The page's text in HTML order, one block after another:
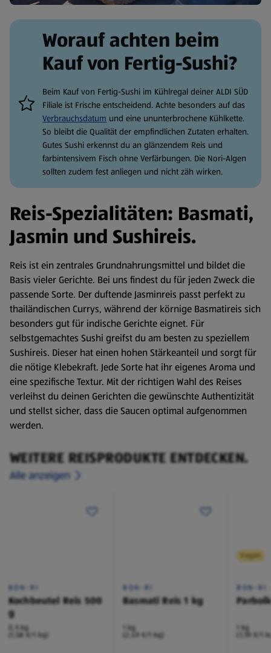
Worauf achten beim
Kauf von Fertig-Sushi?
Beim Kauf von Fertig-Sushi im Kühlregal deiner ALDI SÜD
Filiale ist Frische entscheidend. Achte besonders auf das
Verbrauchsdatum und eine ununterbrochene Kühlkette.
So bleibt die Qualität der empfindlichen Zutaten erhalten.
Gutes Sushi erkennst du an glänzendem Reis und
farbintensivem Fisch ohne Verfärbungen. Die Nori-Algen
sollten zudem fest anliegen und nicht zäh wirken.
Reis-Spezialitäten: Basmati,
Jasmin und Sushireis.
Reis ist ein zentrales Grundnahrungsmittel und bildet die
Basis vieler Gerichte. Bei uns findest du für jeden Zweck die
passende Sorte. Der duftende Jasminreis passt perfekt zu
thailändischen Currys, während der körnige Basmatireis sich
besonders gut für indische Gerichte eignet. Für
selbstgemachtes Sushi greifst du am besten zu speziellem
Sushireis. Dieser hat einen hohen Stärkeanteil und sorgt für
die nötige Klebekraft. Jede Sorte hat ihr eigenes Aroma und
eine spezifische Textur. Mit der richtigen Wahl des Reises
verleihst du deinen Gerichten die gewünschte Authentizität
und stellst sicher, dass die Saucen optimal aufgenommen
werden.
WEITERE REISPRODUKTE ENTDECKEN.
Alle anzeigen
BON-RI
Kochbeutel Reis 500
g
0,5 kg
(1,58 €/1 kg)
BON-RI
Basmati Reis 1 kg
1 kg
(2,49 €/1 kg)
Vegan
BON-RI
1 kg
(1,39 €/1